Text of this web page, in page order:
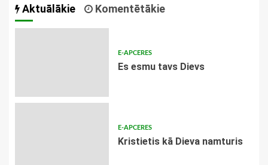
Aktuālākie Komentētākie
E-APCERES
Es esmu tavs Dievs
E-APCERES
Kristietis kā Dieva namturis